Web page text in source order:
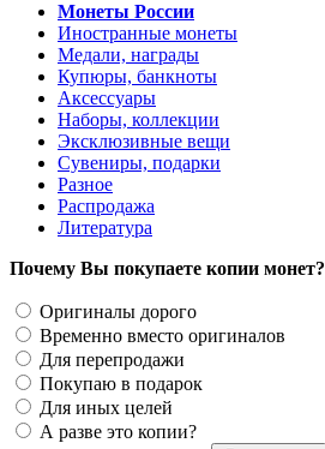
Монеты России
Иностранные монеты
Медали, награды
Купюры, банкноты
Аксессуары
Наборы, коллекции
Эксклюзивные вещи
Сувениры, подарки
Разное
Распродажа
Литература
Почему Вы покупаете копии монет?
Оригиналы дорого
Временно вместо оригиналов
Для перепродажи
Покупаю в подарок
Для иных целей
А разве это копии?